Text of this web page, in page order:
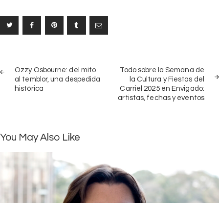
de
entradas
POST
Ozzy Osbourne: del mito
al temblor, una despedida
histórica
Todo sobre la Semana de
la Cultura y Fiestas del
Carriel 2025 en Envigado:
artistas, fechas y eventos
You May Also Like